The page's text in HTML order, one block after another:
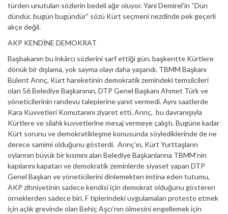
türden unutulan sözlerin bedeli ağır oluyor. Yani Demirel’in “Dün
dündür, bugün bugündür” sözü Kürt seçmeni nezdinde pek geçerli
akçe değil.
AKP KENDİNE DEMOKRAT
Başbakanın bu inkârcı sözlerini sarf ettiği gün, başkentte Kürtlere
dönük bir dışlama, yok sayma olayı daha yaşandı. TBMM Başkanı
Bülent Arınç, Kürt hareketinin demokratik zemindeki temsilcileri
olan 56 Belediye Başkanının, DTP Genel Başkanı Ahmet Türk ve
yöneticilerinin randevu taleplerine yanıt vermedi. Aynı saatlerde
Kara Kuvvetleri Komutanını ziyaret etti. Arınç, bu davranışıyla
Kürtlere ve silahlı kuvvetlerine mesaj vermeye çalıştı. Bugüne kadar
Kürt sorunu ve demokratikleşme konusunda söylediklerinde de ne
derece samimi olduğunu gösterdi. Arınç’ın, Kürt Yurttaşların
oylarının büyük bir kısmını alan Belediye Başkanlarına TBMM’nin
kapılarını kapatan ve demokratik zeminlerde siyaset yapan DTP
Genel Başkan ve yöneticilerini dinlemekten imtina eden tutumu,
AKP zihniyetinin sadece kendisi için demokrat olduğunu gösteren
örneklerden sadece biri. F tiplerindeki uygulamaları protesto etmek
için açlık grevinde olan Behiç Aşcı’nın ölmesini engellemek için